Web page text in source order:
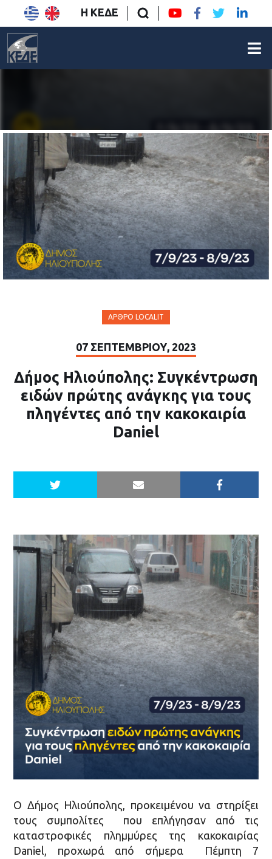
Η ΚΕΔΕ
ΆΡΘΡΟ LOCALIT
07 ΣΕΠΤΕΜΒΡΊΟΥ, 2023
Δήμος Ηλιούπολης: Συγκέντρωση
ειδών πρώτης ανάγκης για τους
πληγέντες από την κακοκαιρία
Daniel
Ο Δήμος Ηλιούπολης, προκειμένου να στηρίξει
τους συμπολίτες που επλήγησαν από τις
καταστροφικές πλημμύρες της κακοκαιρίας
Daniel, προχωρά από σήμερα Πέμπτη 7